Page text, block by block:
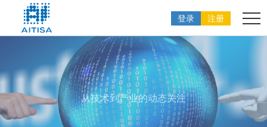
登录 注册
从技术到产业的动态关注